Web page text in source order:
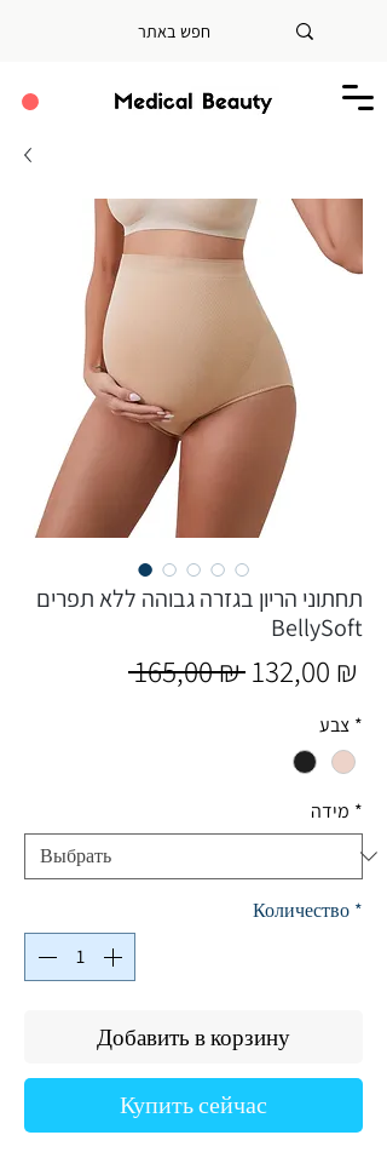
תחתוני הריון בגזרה גבוהה ללא תפרים
BellySoft
165,00 ₪ Обычная
132,00 ₪
צבע *
מידה *
Количество *
Добавить в корзину
Купить сейчас